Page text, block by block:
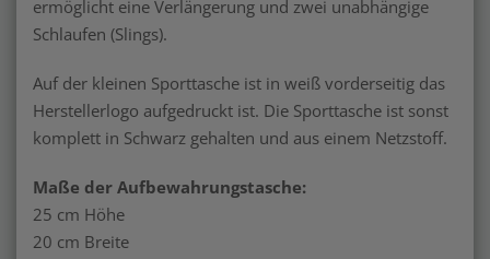
ermöglicht eine Verlängerung und zwei unabhängige
Schlaufen (Slings).
Auf der kleinen Sporttasche ist in weiß vorderseitig das
Herstellerlogo aufgedruckt ist. Die Sporttasche ist sonst
komplett in Schwarz gehalten und aus einem Netzstoff.
Maße der Aufbewahrungstasche:
25 cm Höhe
20 cm Breite